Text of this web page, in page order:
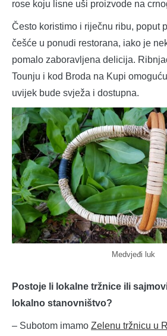
rose koju lisne uši proizvode na
Često koristimo i riječnu ribu, poput
češće u ponudi restorana, iako je
pomalo zaboravljena delicija.
Tounju i kod Broda na Kupi
uvijek bude svježa i dostupna.
Medvjeđi luk
Postoje li lokalne tržnice ili
lokalno stanovništvo?
– Subotom imamo Zelenu tržnicu u